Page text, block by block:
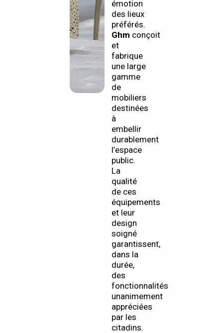
émotion
des lieux
préférés.
Ghm conçoit
et
fabrique
une large
gamme
de
mobiliers
destinées
à
embellir
durablement
l’espace
public.
La
qualité
de ces
équipements
et leur
design
soigné
garantissent,
dans la
durée,
des
fonctionnalités
unanimement
appréciées
par les
citadins.